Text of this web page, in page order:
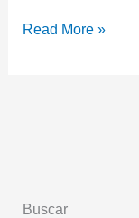
Read More »
Buscar